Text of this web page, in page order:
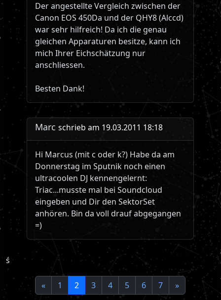
Der angestellte Vergleich zwischen der
Canon EOS 450Da und der QHY8 (Alccd)
war sehr hilfreich! Da ich die genau
gleichen Apparaturen besitze, kann ich
mich Ihrer Eichschätzung nur
anschliessen.
Besten Dank!
Marcschrieb am 19.03.2011 18:18
Hi Marcus (mit c oder k?) Habe da am
Donnerstag im Sputnik noch einen
ultracoolen DJ kennengelernt:
Triac...musste mal bei Soundcloud
eingeben und Dir den SektorSet
anhören. Bin da voll drauf abgegangen
=)
ś
« 1 2 3 4 5 6 7 »